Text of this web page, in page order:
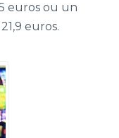
euros ou un
euros.